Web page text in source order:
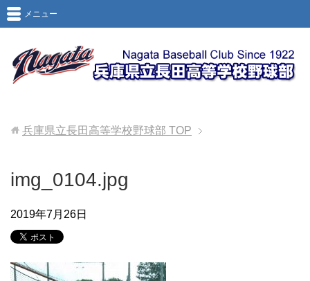
メニュー
兵庫県立長田高等学校野球部 TOP
img_0104.jpg
2019年7月26日